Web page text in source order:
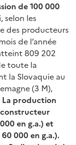
de 100 000
selon les
des producteurs
de l’année
809 202
toute la
la Slovaquie au
(3 M),
La production
en g.a.) et
000 en g.a.).